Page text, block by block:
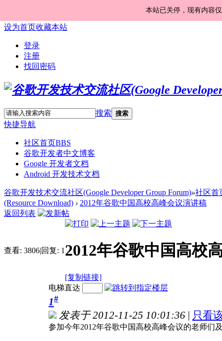
本站已关停，现有内容
设为首页收藏本站
登录
注册
找回密码
搜索 搜索
快捷导航
社区首页BBS
谷歌开发者中文博客
Google 开发者文档
Android 开发技术文档
谷歌开发技术交流社区(Google Developer Group Forum)»社区首
(Resource Download) › 2012年谷歌中国高校高峰会议演讲稿
返回列表
查看: 3806|回复: 1 2012年谷歌中国高校
[复制链接]
电梯直达
1#
发表于 2012-11-25 10:01:36 | 只看
参加今年2012年谷歌中国高校高峰会议的老师